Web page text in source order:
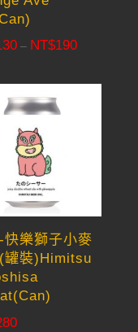
– NT$190Price
NT$130
快樂獅子小麥
罐裝)Himitsu